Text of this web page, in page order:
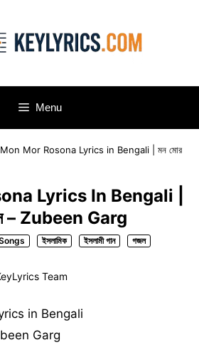
Menu
Mon Mor Rosona Lyrics in Bengali | মন মোর
Lyrics In Bengali |
– Zubeen Garg
ইসলামিক ইসলামী গান
গজল
Team
in Bengali
Garg